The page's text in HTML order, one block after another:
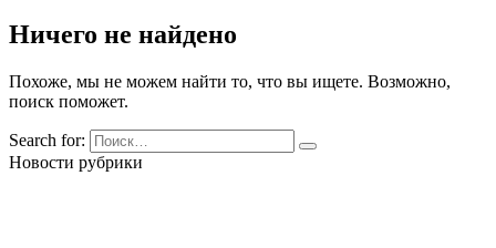
Ничего не найдено
Похоже, мы не можем найти то, что вы ищете. Возможно,
поиск поможет.
Search for:
Новости рубрики